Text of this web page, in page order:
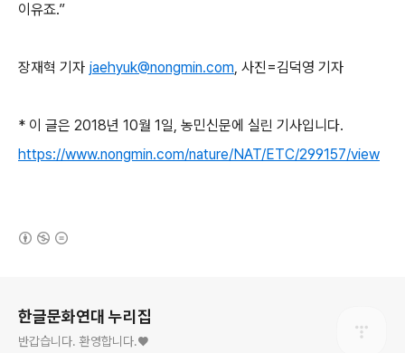
이유죠.”
장재혁 기자 jaehyuk@nongmin.com, 사진=김덕영 기자
* 이 글은 2018년 10월 1일, 농민신문에 실린 기사입니다.
https://www.nongmin.com/nature/NAT/ETC/299157/view
한글문화연대 누리집
반갑습니다. 환영합니다.♥